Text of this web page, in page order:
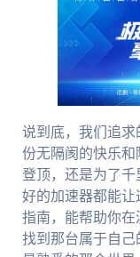
说到底，我们追
份无隔阂的快乐
登顶，还是为了
好的加速器都能
指南，能帮助你
找到那台属于自己